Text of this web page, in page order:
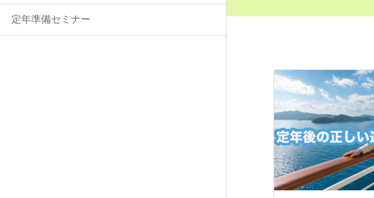
定年準備セミナー